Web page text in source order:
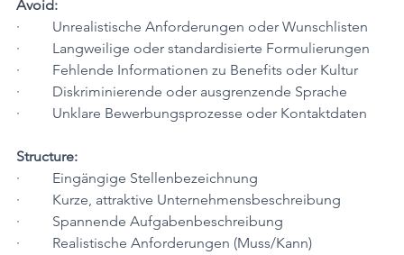
Avoid:
·         Unrealistische Anforderungen oder Wunschlisten
·         Langweilige oder standardisierte Formulierungen
·         Fehlende Informationen zu Benefits oder Kultur
·         Diskriminierende oder ausgrenzende Sprache
·         Unklare Bewerbungsprozesse oder Kontaktdaten
Structure:
·         Eingängige Stellenbezeichnung
·         Kurze, attraktive Unternehmensbeschreibung
·         Spannende Aufgabenbeschreibung
·         Realistische Anforderungen (Muss/Kann)